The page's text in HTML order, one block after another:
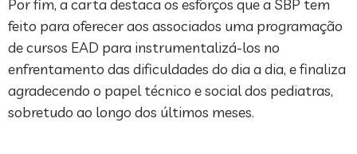
Por fim, a carta destaca os esforços que a SBP tem
feito para oferecer aos associados uma programação
de cursos EAD para instrumentalizá-los no
enfrentamento das dificuldades do dia a dia, e finaliza
agradecendo o papel técnico e social dos pediatras,
sobretudo ao longo dos últimos meses.